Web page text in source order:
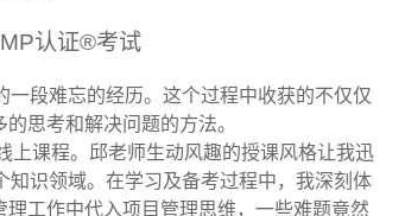
认证®考试
段难忘的经历。这个过程中收获的不仅仅
思考和解决问题的方法。
课程。邱老师生动风趣的授课风格让我迅
识领域。在学习及备考过程中，我深刻体
工作中代入项目管理思维，一些难题竟然